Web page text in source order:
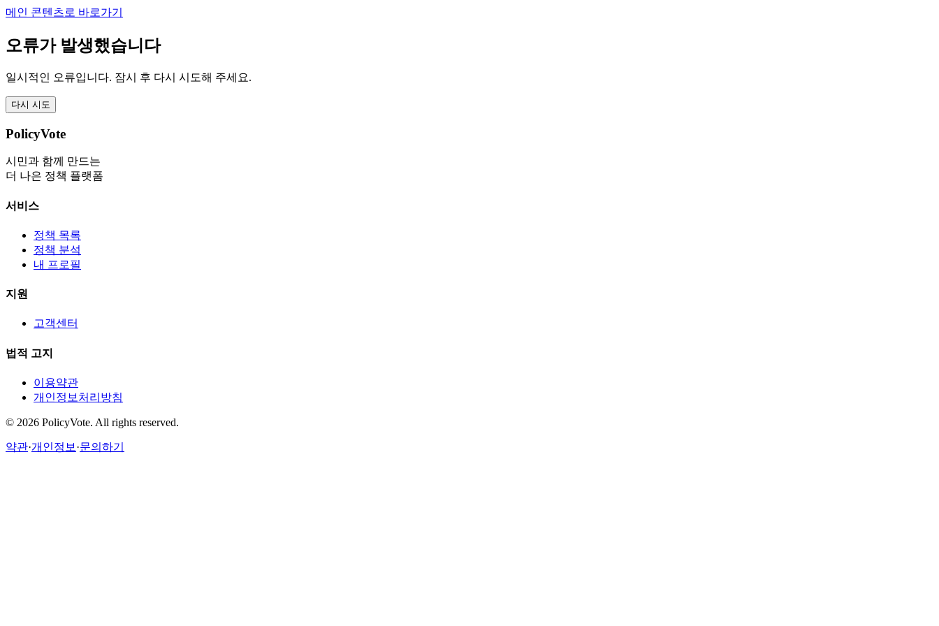
메인 콘텐츠로 바로가기
오류가 발생했습니다
일시적인 오류입니다. 잠시 후 다시 시도해 주세요.
다시 시도
PolicyVote
시민과 함께 만드는
더 나은 정책 플랫폼
서비스
정책 목록
정책 분석
내 프로필
지원
고객센터
법적 고지
이용약관
개인정보처리방침
© 2026 PolicyVote. All rights reserved.
약관·개인정보 ·문의하기